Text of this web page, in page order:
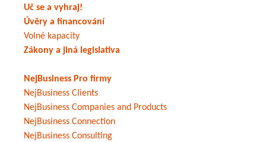
Uč se a vyhraj!
Úvěry a financování
Volné kapacity
Zákony a jiná legislativa
NejBusiness Pro firmy
NejBusiness Clients
NejBusiness Companies and Products
NejBusiness Connection
NejBusiness Consulting